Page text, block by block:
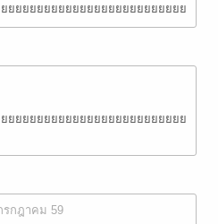
ยยยยยยยยยยยยยยยยยยยยยยยยยยย
ยยยยยยยยยยยยยยยยยยยยยยยยยยย
รกฎาคม 59